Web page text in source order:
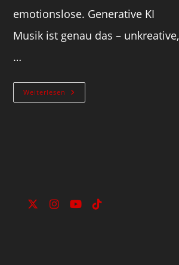
emotionslose. Generative KI
Musik ist genau das – unkreative,
…
Weiterlesen